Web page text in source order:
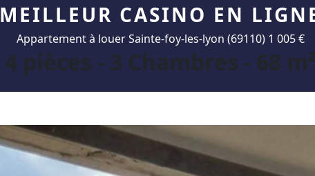
MEILLEUR CASINO EN
Appartement à louer Sainte-foy-les-lyon (69110) 1 005 €
4 pièces - 3 Chambres - 68 m²